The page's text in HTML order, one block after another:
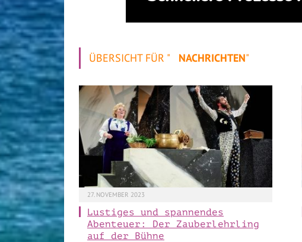
ÜBERSICHT FÜR " NACHRICHTEN"
27. NOVEMBER 2023
Lustiges und spannendes
Abenteuer: Der Zauberlehrling
auf der Bühne